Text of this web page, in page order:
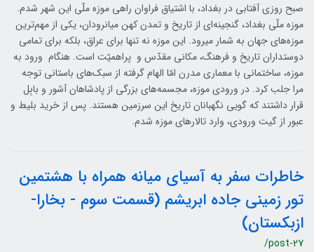
صبح روزی آفتابی در بغداد، با اشتیاق فراوان راهی موزه ملّی این شهر شدم.
موزه ملّی بغداد، گنجینه‌ای از تاریخ و تمدن کهن میانرودان، یکی از مهم‌ترین
موزه‌های جهان به شمار میرود. این موزه نه تنها برای عراق، بلکه برای تمامی
دوستداران تاریخ و فرهنگ، مکانی مقدّس و پراهمیّت است. هنگام ورود به
موزه، ساختمانی با معماری مدرن امّا الهام گرفته از سبک‌های باستانی توجه
مرا جلب کرد. در ورودی موزه، مجسمه‌های بزرگی از پادشاهان آشور و بابِل
قرار داشتند که گویی نگهبانان تاریخ این سرزمین هستند. پس از خرید بلیط و
عبور از گیت ورودی، وارد تالارهای موزه شدم.
خاطرات سفر به آسیای میانه همراه با هشتمین
تور زمینی جاده ابریشم (قسمت سوم - بخارا-
ازبکستان)
/post-27